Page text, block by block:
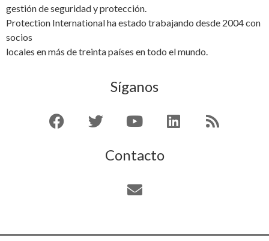
gestión de seguridad y protección.
Protection International ha estado trabajando desde 2004 con
socios
locales en más de treinta países en todo el mundo.
Síganos
Contacto